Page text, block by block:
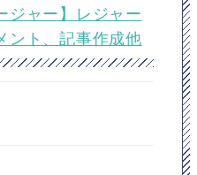
ジャー】レジャー
ント、記事作成他